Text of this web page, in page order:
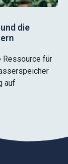
die
Ressource für
auf